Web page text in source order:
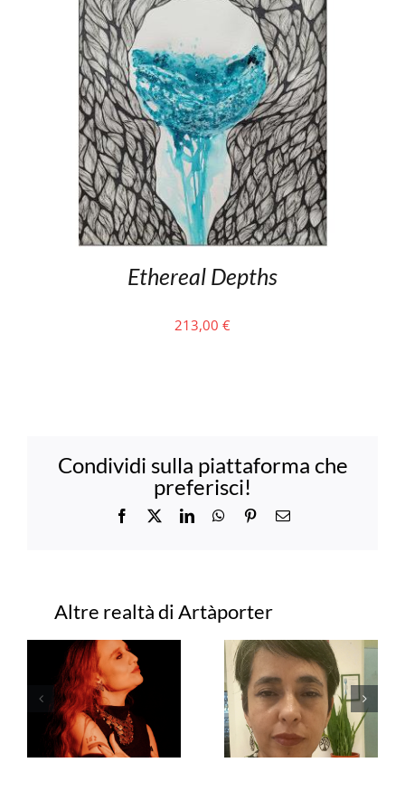
Ethereal Depths
213,00 €
Condividi sulla piattaforma che
preferisci!
Facebook LinkedInWhatsApp
PinterestEmail
Progetti correlati